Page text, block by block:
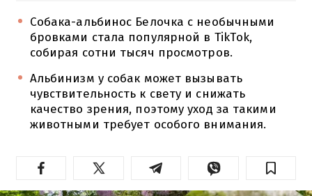
Собака-альбинос Белочка с необычными
бровками стала популярной в TikTok,
собирая сотни тысяч просмотров.
Альбинизм у собак может вызывать
чувствительность к свету и снижать
качество зрения, поэтому уход за такими
животными требует особого внимания.